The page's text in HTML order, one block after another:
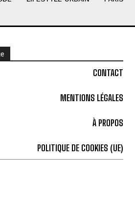
CONTACT
MENTIONS LÉGALES
À PROPOS
POLITIQUE DE COOKIES (UE)